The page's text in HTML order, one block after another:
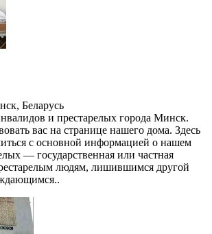
Беларусь
и престарелых города Минск.
вас на странице нашего дома. Здесь
с основной информацией о нашем
— государственная или частная
людям, лишившимся другой